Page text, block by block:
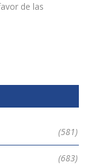
de las
(581)
(683)